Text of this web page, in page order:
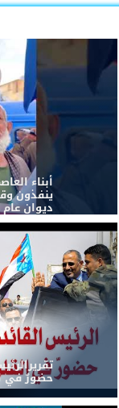
أبناء
ينفذون
ديوان عام
حضورٌ في